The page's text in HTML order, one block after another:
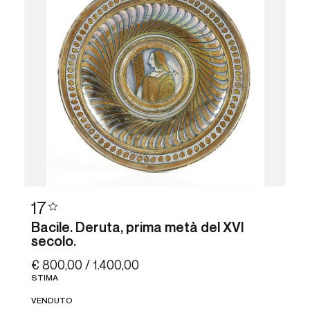
17
Bacile. Deruta, prima metà del XVI
secolo.
€ 800,00 / 1.400,00
STIMA
VENDUTO